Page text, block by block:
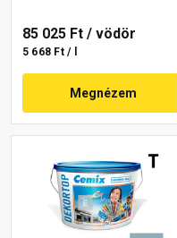
85 025 Ft / vödör
5 668 Ft / l
Megnézem